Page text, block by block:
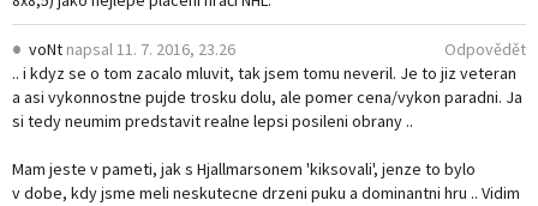
voNt napsal11. 7. 2016, 23.26
.. i kdyz se o tom zacalo mluvit, tak jsem tomu neveril. Je to jiz veteran
a asi vykonnostne pujde trosku dolu, ale pomer cena/vykon paradni. Ja
si tedy neumim predstavit realne lepsi posileni obrany ..
Mam jeste v pameti, jak s Hjallmarsonem 'kiksovali', jenze to bylo
v dobe, kdy jsme meli neskutecne drzeni puku a dominantni hru .. Vidim
Odpovědět